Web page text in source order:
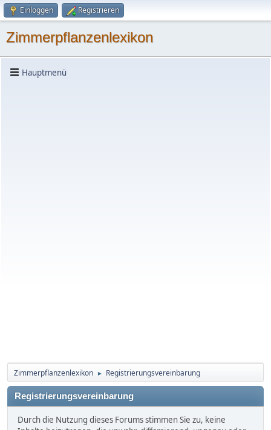
Einloggen Registrieren
Zimmerpflanzenlexikon
Hauptmenü
Zimmerpflanzenlexikon ► Registrierungsvereinbarung
Registrierungsvereinbarung
Durch die Nutzung dieses Forums stimmen Sie zu, keine